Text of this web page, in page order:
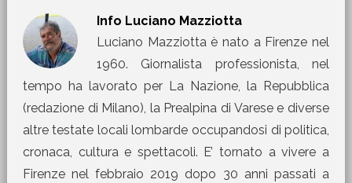
Info Luciano Mazziotta
Luciano Mazziotta è nato a Firenze nel
1960. Giornalista professionista, nel
tempo ha lavorato per La Nazione, la Repubblica
(redazione di Milano), la Prealpina di Varese e diverse
altre testate locali lombarde occupandosi di politica,
cronaca, cultura e spettacoli. E’ tornato a vivere a
Firenze nel febbraio 2019 dopo 30 anni passati a